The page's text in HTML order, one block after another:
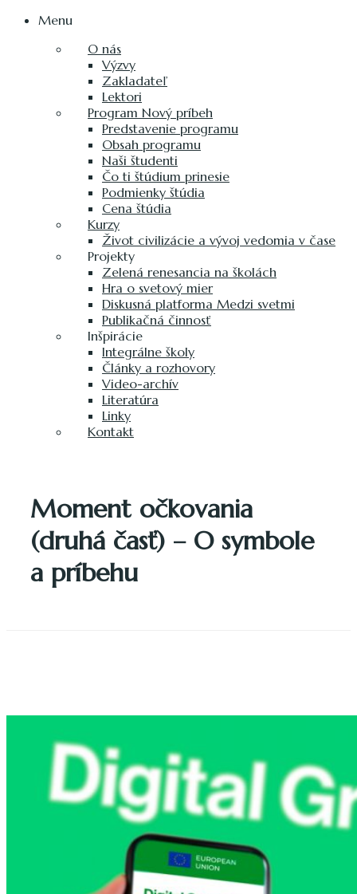
Menu
O nás
Výzvy
Zakladateľ
Lektori
Program Nový príbeh
Predstavenie programu
Obsah programu
Naši študenti
Čo ti štúdium prinesie
Podmienky štúdia
Cena štúdia
Kurzy
Život civilizácie a vývoj vedomia v čase
Projekty
Zelená renesancia na školách
Hra o svetový mier
Diskusná platforma Medzi svetmi
Publikačná činnosť
Inšpirácie
Integrálne školy
Články a rozhovory
Video-archív
Literatúra
Linky
Kontakt
Moment očkovania
(druhá časť) – O symbole
a príbehu